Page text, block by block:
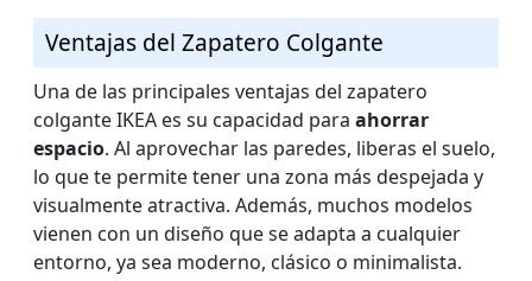
Ventajas del Zapatero Colgante
Una de las principales ventajas del zapatero
colgante IKEA es su capacidad para ahorrar
espacio. Al aprovechar las paredes, liberas el suelo,
lo que te permite tener una zona más despejada y
visualmente atractiva. Además, muchos modelos
vienen con un diseño que se adapta a cualquier
entorno, ya sea moderno, clásico o minimalista.